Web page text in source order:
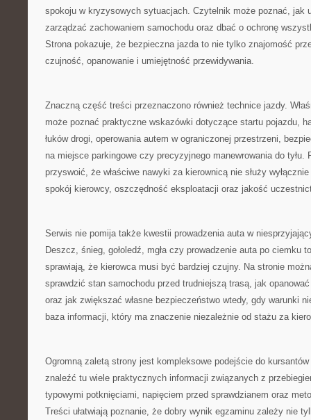
spokoju w kryzysowych sytuacjach. Czytelnik może poznać, jak
zarządzać zachowaniem samochodu oraz dbać o ochronę
Strona pokazuje, że bezpieczna jazda to nie tylko znajomość
czujność, opanowanie i umiejętność przewidywania.
Znaczną część treści przeznaczono również technice jazdy.
może poznać praktyczne wskazówki dotyczące startu pojazdu,
łuków drogi, operowania autem w ograniczonej przestrzeni,
na miejsce parkingowe czy precyzyjnego manewrowania do tyłu.
przyswoić, że właściwe nawyki za kierownicą nie służy
spokój kierowcy, oszczędność eksploatacji oraz jakość
Serwis nie pomija także kwestii prowadzenia auta w
Deszcz, śnieg, gołoledź, mgła czy prowadzenie auta po ciemku
sprawiają, że kierowca musi być bardziej czujny. Na stronie
sprawdzić stan samochodu przed trudniejszą trasą, jak
oraz jak zwiększać własne bezpieczeństwo wtedy, gdy warunki
baza informacji, który ma znaczenie niezależnie od stażu za
Ogromną zaletą strony jest kompleksowe podejście do
znaleźć tu wiele praktycznych informacji związanych z
typowymi potknięciami, napięciem przed sprawdzianem oraz
Treści ułatwiają poznanie, że dobry wynik egzaminu zależy nie